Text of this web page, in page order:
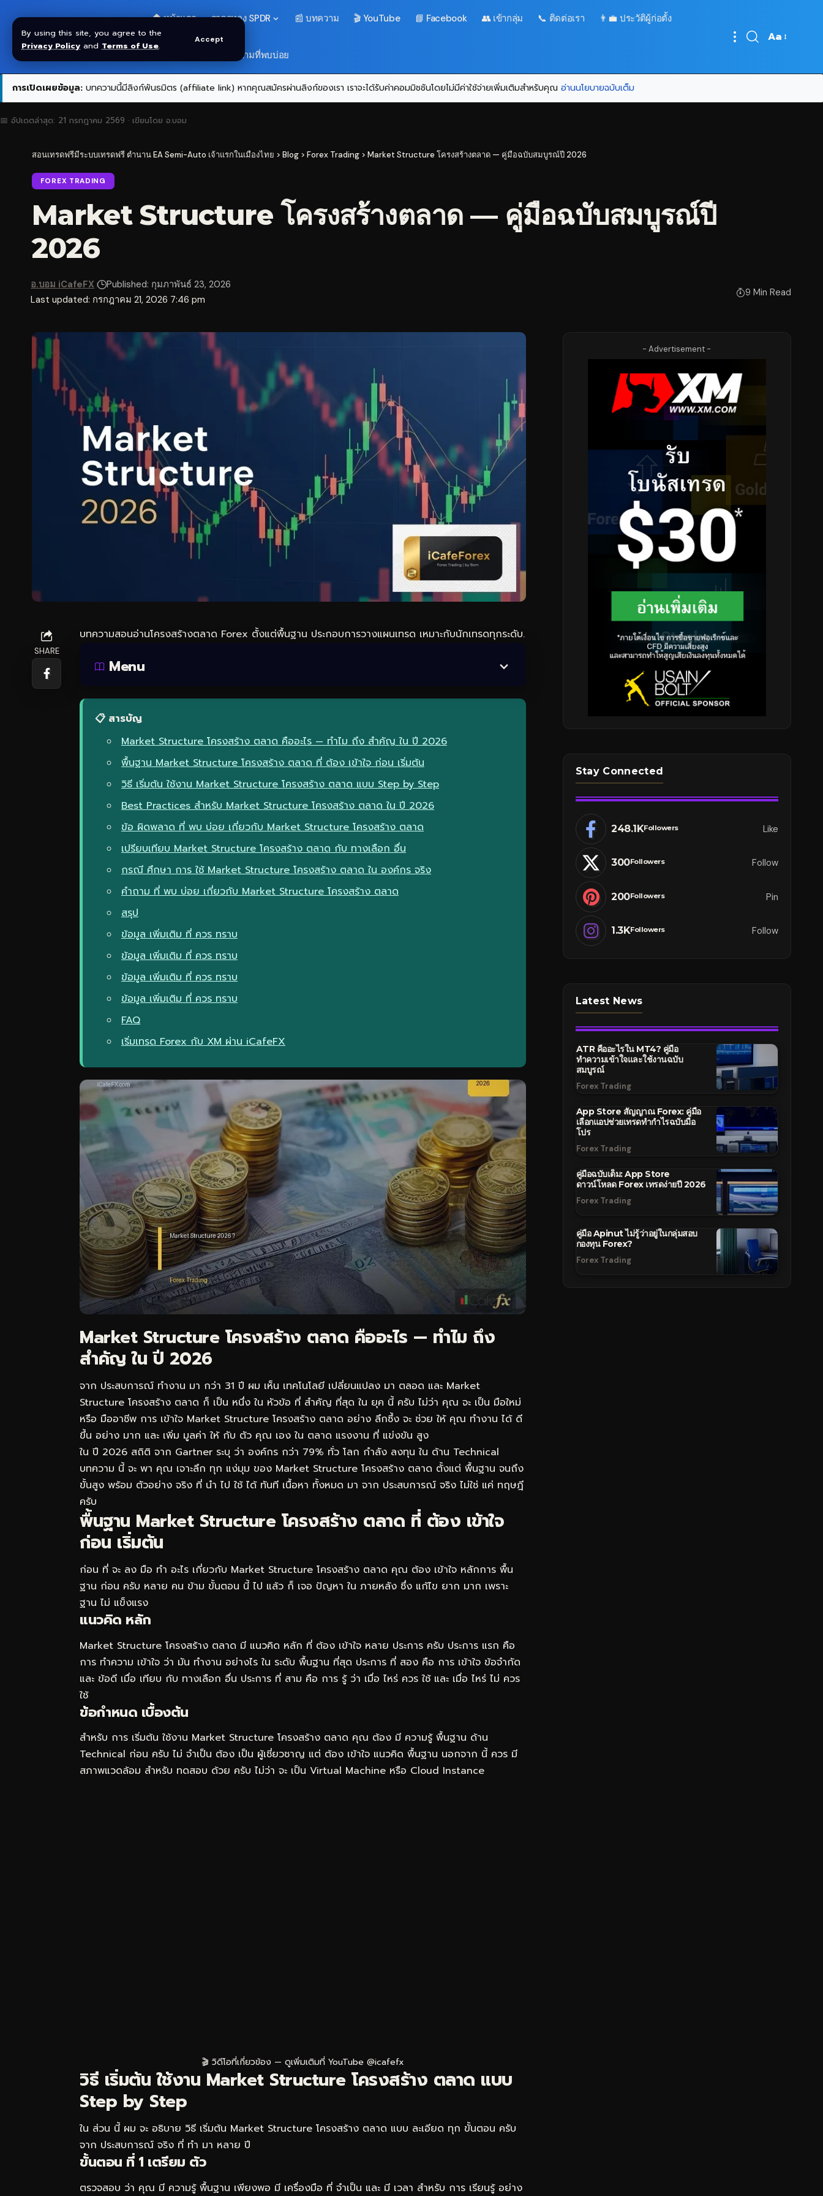
By using this site, you agree to the
Privacy Policy and Terms of Use.
Accept
🏠 หน้าแรก ราคาทอง SPDR 📰 บทความ 🎬 YouTube 📘 Facebook 👥 เข้ากลุ่ม 📞 ติดต่อเรา 👨‍💼 ประวัติผู้ก่อตั้ง
❓ คำถามที่พบบ่อย
Font
Aa
การเปิดเผยข้อมูล: บทความนี้มีลิงก์พันธมิตร (affiliate link) หากคุณสมัครผ่านลิงก์ของเรา เราจะได้รับค่าคอมมิชชันโดยไม่มีค่าใช้จ่ายเพิ่มเติมสำหรับคุณ อ่านนโยบายฉบับเต็ม
📅 อัปเดตล่าสุด: 21 กรกฎาคม 2569 · เขียนโดย อ.บอม
สอนเทรดฟรีมีระบบเทรดฟรี ตำนาน EA Semi-Auto เจ้าแรกในเมืองไทย > Blog > Forex Trading > Market Structure โครงสร้างตลาด — คู่มือฉบับสมบูรณ์ปี 2026
FOREX TRADING
Market Structure โครงสร้างตลาด — คู่มือฉบับสมบูรณ์ปี
2026
Last updated: กรกฎาคม 21, 2026 7:46 pm
อ.บอม iCafeFX Published: กุมภาพันธ์ 23, 2026
9 Min Read
SHARE
บทความสอนอ่านโครงสร้างตลาด Forex ตั้งแต่พื้นฐาน ประกอบการวางแผนเทรด เหมาะกับนักเทรดทุกระดับ.
Menu
📋 สารบัญ
Market Structure โครงสร้าง ตลาด คืออะไร — ทำไม ถึง สำคัญ ใน ปี 2026
พื้นฐาน Market Structure โครงสร้าง ตลาด ที่ ต้อง เข้าใจ ก่อน เริ่มต้น
วิธี เริ่มต้น ใช้งาน Market Structure โครงสร้าง ตลาด แบบ Step by Step
Best Practices สำหรับ Market Structure โครงสร้าง ตลาด ใน ปี 2026
ข้อ ผิดพลาด ที่ พบ บ่อย เกี่ยวกับ Market Structure โครงสร้าง ตลาด
เปรียบเทียบ Market Structure โครงสร้าง ตลาด กับ ทางเลือก อื่น
กรณี ศึกษา การ ใช้ Market Structure โครงสร้าง ตลาด ใน องค์กร จริง
คำถาม ที่ พบ บ่อย เกี่ยวกับ Market Structure โครงสร้าง ตลาด
สรุป
ข้อมูล เพิ่มเติม ที่ ควร ทราบ
ข้อมูล เพิ่มเติม ที่ ควร ทราบ
ข้อมูล เพิ่มเติม ที่ ควร ทราบ
ข้อมูล เพิ่มเติม ที่ ควร ทราบ
FAQ
เริ่มเทรด Forex กับ XM ผ่าน iCafeFX
Market Structure โครงสร้าง ตลาด คืออะไร — ทำไม ถึง
สำคัญ ใน ปี 2026
จาก ประสบการณ์ ทำงาน มา กว่า 31 ปี ผม เห็น เทคโนโลยี เปลี่ยนแปลง มา ตลอด และ Market
Structure โครงสร้าง ตลาด ก็ เป็น หนึ่ง ใน หัวข้อ ที่ สำคัญ ที่สุด ใน ยุค นี้ ครับ ไม่ว่า คุณ จะ เป็น มือใหม่
หรือ มืออาชีพ การ เข้าใจ Market Structure โครงสร้าง ตลาด อย่าง ลึกซึ้ง จะ ช่วย ให้ คุณ ทำงาน ได้ ดี
ขึ้น อย่าง มาก และ เพิ่ม มูลค่า ให้ กับ ตัว คุณ เอง ใน ตลาด แรงงาน ที่ แข่งขัน สูง
ใน ปี 2026 สถิติ จาก Gartner ระบุ ว่า องค์กร กว่า 79% ทั่ว โลก กำลัง ลงทุน ใน ด้าน Technical
บทความ นี้ จะ พา คุณ เจาะลึก ทุก แง่มุม ของ Market Structure โครงสร้าง ตลาด ตั้งแต่ พื้นฐาน จนถึง
ขั้นสูง พร้อม ตัวอย่าง จริง ที่ นำ ไป ใช้ ได้ ทันที เนื้อหา ทั้งหมด มา จาก ประสบการณ์ จริง ไม่ใช่ แค่ ทฤษฎี
ครับ
พื้นฐาน Market Structure โครงสร้าง ตลาด ที่ ต้อง เข้าใจ
ก่อน เริ่มต้น
ก่อน ที่ จะ ลง มือ ทำ อะไร เกี่ยวกับ Market Structure โครงสร้าง ตลาด คุณ ต้อง เข้าใจ หลักการ พื้น
ฐาน ก่อน ครับ หลาย คน ข้าม ขั้นตอน นี้ ไป แล้ว ก็ เจอ ปัญหา ใน ภายหลัง ซึ่ง แก้ไข ยาก มาก เพราะ
ฐาน ไม่ แข็งแรง
แนวคิด หลัก
Market Structure โครงสร้าง ตลาด มี แนวคิด หลัก ที่ ต้อง เข้าใจ หลาย ประการ ครับ ประการ แรก คือ
การ ทำความ เข้าใจ ว่า มัน ทำงาน อย่างไร ใน ระดับ พื้นฐาน ที่สุด ประการ ที่ สอง คือ การ เข้าใจ ข้อจำกัด
และ ข้อดี เมื่อ เทียบ กับ ทางเลือก อื่น ประการ ที่ สาม คือ การ รู้ ว่า เมื่อ ไหร่ ควร ใช้ และ เมื่อ ไหร่ ไม่ ควร
ใช้
ข้อกำหนด เบื้องต้น
สำหรับ การ เริ่มต้น ใช้งาน Market Structure โครงสร้าง ตลาด คุณ ต้อง มี ความรู้ พื้นฐาน ด้าน
Technical ก่อน ครับ ไม่ จำเป็น ต้อง เป็น ผู้เชี่ยวชาญ แต่ ต้อง เข้าใจ แนวคิด พื้นฐาน นอกจาก นี้ ควร มี
สภาพแวดล้อม สำหรับ ทดสอบ ด้วย ครับ ไม่ว่า จะ เป็น Virtual Machine หรือ Cloud Instance
🎬 วิดีโอที่เกี่ยวข้อง — ดูเพิ่มเติมที่ YouTube @icafefx
วิธี เริ่มต้น ใช้งาน Market Structure โครงสร้าง ตลาด แบบ
Step by Step
ใน ส่วน นี้ ผม จะ อธิบาย วิธี เริ่มต้น Market Structure โครงสร้าง ตลาด แบบ ละเอียด ทุก ขั้นตอน ครับ
จาก ประสบการณ์ จริง ที่ ทำ มา หลาย ปี
ขั้นตอน ที่ 1 เตรียม ตัว
ตรวจสอบ ว่า คุณ มี ความรู้ พื้นฐาน เพียงพอ มี เครื่องมือ ที่ จำเป็น และ มี เวลา สำหรับ การ เรียนรู้ อย่าง
- Advertisement -
Stay Connected
248.1KFollowers Like
300Followers Follow
200Followers Pin
1.3KFollowers Follow
Latest News
ATR คืออะไรใน MT4? คู่มือ
ทำความเข้าใจและใช้งานฉบับ
สมบูรณ์
Forex Trading
App Store สัญญาณ Forex: คู่มือ
เลือกแอปช่วยเทรดทำกำไรฉบับมือ
โปร
Forex Trading
คู่มือฉบับเต็ม: App Store
ดาวน์โหลด Forex เทรดง่ายปี 2026
Forex Trading
คู่มือ Apinut ไม่รู้ว่าอยู่ในกลุ่มสอบ
กองทุน Forex?
Forex Trading